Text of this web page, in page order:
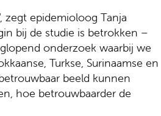
zegt epidemioloog Tanja
bij de studie is betrokken –
onderzoek waarbij we
Turkse, Surinaamse en
beeld kunnen
hoe betrouwbaarder de